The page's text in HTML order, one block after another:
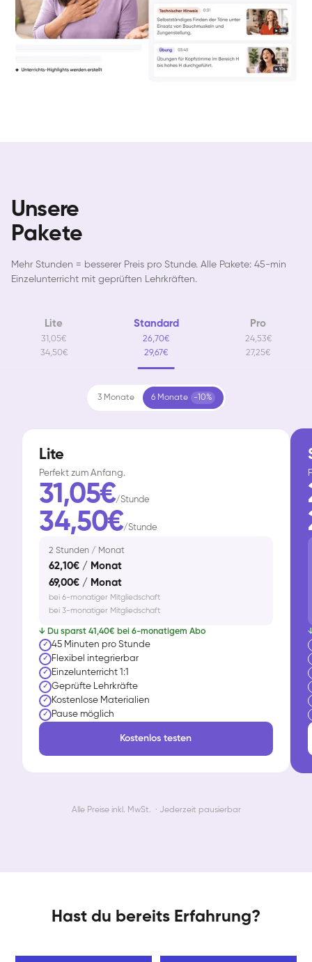
Unsere
Pakete
Mehr Stunden = besserer Preis pro Stunde. Alle Pakete: 45-min
Einzelunterricht mit geprüften Lehrkräften.
Lite
31,05€
34,50€
Standard
26,70€
29,67€
Pro
24,53€
27,25€
3 Monate 6 Monate -10%
Lite
Perfekt zum Anfang.
31,05€/Stunde
34,50€/Stunde
2 Stunden / Monat
62,10€ / Monat
69,00€ / Monat
bei 6-monatiger Mitgliedschaft
bei 3-monatiger Mitgliedschaft
↓ Du sparst 41,40€ bei 6-monatigem Abo
✓ 45 Minuten pro Stunde
✓ Flexibel integrierbar
✓ Einzelunterricht 1:1
✓ Geprüfte Lehrkräfte
✓ Kostenlose Materialien
✓ Pause möglich
Kostenlos testen
Alle Preise inkl. MwSt. · Jederzeit pausierbar
Hast du bereits Erfahrung?